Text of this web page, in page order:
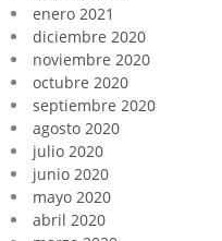
enero 2021
diciembre 2020
noviembre 2020
octubre 2020
septiembre 2020
agosto 2020
julio 2020
junio 2020
mayo 2020
abril 2020